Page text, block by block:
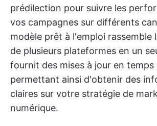
prédilection pour suivre les
vos campagnes sur différents
modèle prêt à l'emploi rassemble
de plusieurs plateformes en un
fournit des mises à jour en temps
permettant ainsi d'obtenir des
claires sur votre stratégie de
numérique.